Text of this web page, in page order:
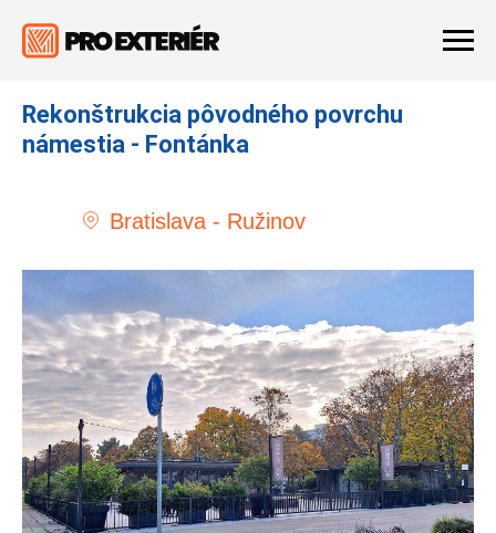
Rekonštrukcia pôvodného povrchu
námestia - Fontánka
Bratislava - Ružinov